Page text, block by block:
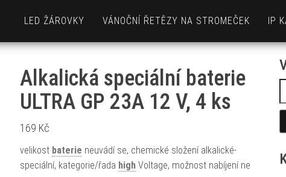
LED ŽÁROVKY VÁNOČNÍ ŘETĚZY NA STROMEČEK IP
Alkalická speciální baterie
ULTRA GP 23A 12 V, 4 ks
169 Kč
velikost baterie neuvádí se, chemické složení alkalické-
speciální, kategorie/řada highVoltage, možnost nabíjení ne